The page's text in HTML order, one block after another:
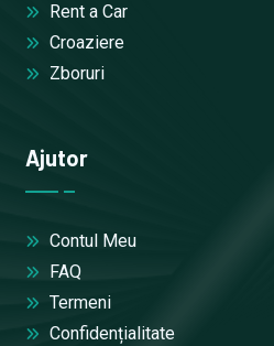
Rent a Car
Croaziere
Zboruri
Ajutor
Contul Meu
FAQ
Termeni
Confidențialitate